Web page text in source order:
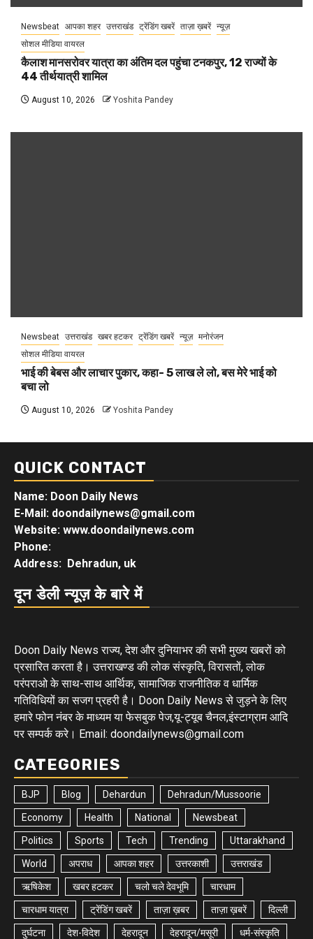
Newsbeat आपका शहर उत्तराखंड ट्रेंडिंग खबरें ताज़ा ख़बरें न्यूज़
सोशल मीडिया वायरल
कैलाश मानसरोवर यात्रा का अंतिम दल पहुंचा टनकपुर, 12 राज्यों के
44 तीर्थयात्री शामिल
August 10, 2026 Yoshita Pandey
Newsbeat उत्तराखंड खबर हटकर ट्रेंडिंग खबरें न्यूज़ मनोरंजन
सोशल मीडिया वायरल
भाई की बेबस और लाचार पुकार, कहा- 5 लाख ले लो, बस मेरे भाई को
बचा लो
August 10, 2026 Yoshita Pandey
QUICK CONTACT
Name: Doon Daily News
E-Mail: doondailynews@gmail.com
Website: www.doondailynews.com
Phone:
Address: Dehradun, uk
दून डेली न्यूज़ के बारे में
Doon Daily News राज्य, देश और दुनियाभर की सभी मुख्य खबरों को
प्रसारित करता है। उत्तराखण्ड की लोक संस्कृति, विरासतों, लोक
परंपराओ के साथ-साथ आर्थिक, सामाजिक राजनीतिक व धार्मिक
गतिविधियों का सजग प्रहरी है। Doon Daily News से जुड़ने के लिए
हमारे फोन नंबर के माध्यम या फेसबुक पेज,यू-ट्यूब चैनल,इंस्टाग्राम आदि
पर सम्पर्क करे। Email: doondailynews@gmail.com
CATEGORIES
BJP Blog Dehardun Dehradun/Mussoorie
Economy Health National Newsbeat
Politics Sports Tech Trending Uttarakhand
World अपराध आपका शहर उत्तरकाशी उत्तराखंड
ऋषिकेश खबर हटकर चलो चले देवभूमि चारधाम
चारधाम यात्रा ट्रेंडिंग खबरें ताज़ा ख़बर ताज़ा ख़बरें दिल्ली
दुर्घटना देश-विदेश देहरादून देहरादून/मसूरी धर्म-संस्कृति